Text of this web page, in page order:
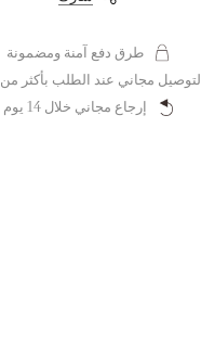
طرق دفع آمنة ومضمونة
التوصيل مجاني عند الطلب بأكثر من 150 درهم
إرجاع مجاني خلال 14 يوم